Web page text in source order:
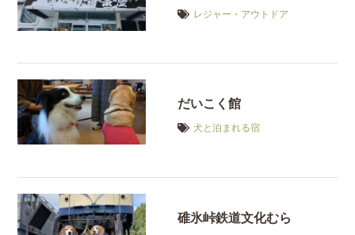
レジャー・アウトドア
だいこく館
犬と泊まれる宿
碓氷峠鉄道文化むら